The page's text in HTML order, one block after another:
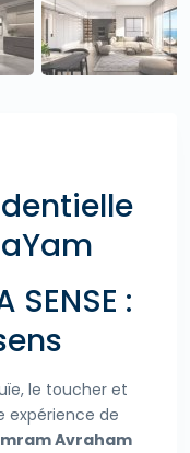
:
le toucher et
expérience de
Avraham